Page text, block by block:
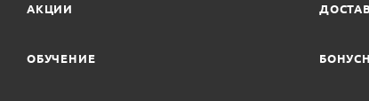
АКЦИИ
ОБУЧЕНИЕ